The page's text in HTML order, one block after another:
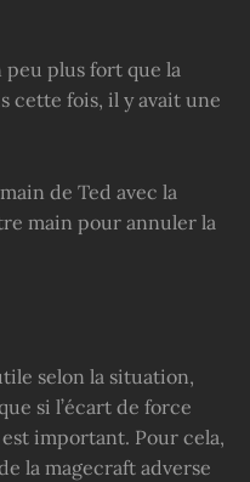
plus fort que la
cette fois, il y avait une
de Ted avec la
main pour annuler la
selon la situation,
si l’écart de force
important. Pour cela,
la magecraft adverse